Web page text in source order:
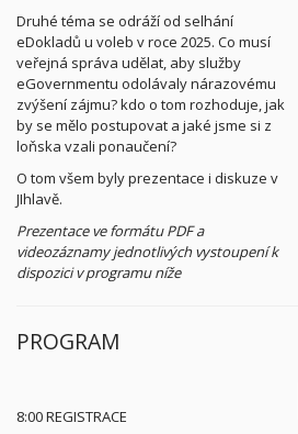
Druhé téma se odráží od selhání
eDokladů u voleb v roce 2025. Co musí
veřejná správa udělat, aby služby
eGovernmentu odolávaly nárazovému
zvýšení zájmu? kdo o tom rozhoduje, jak
by se mělo postupovat a jaké jsme si z
loňska vzali ponaučení?
O tom všem byly prezentace i diskuze v
JIhlavě.
Prezentace ve formátu PDF a
videozáznamy jednotlivých vystoupení k
dispozici v programu níže
PROGRAM
8:00 REGISTRACE